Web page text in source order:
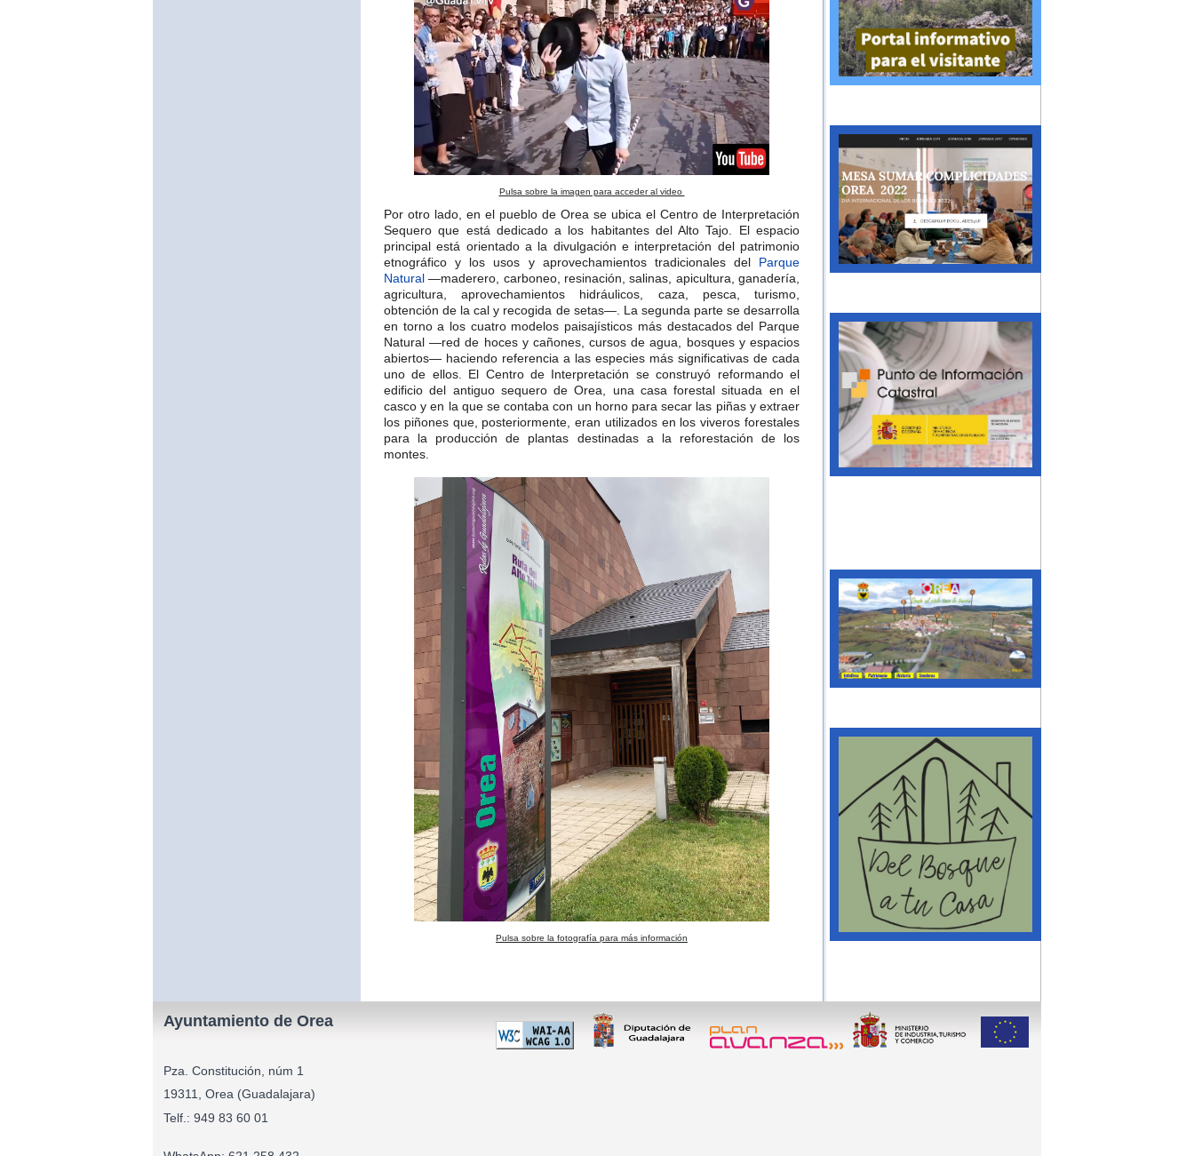
Pulsa sobre la imagen para acceder al video
Por otro lado, en el pueblo de Orea se ubica el Centro de Interpretación
Sequero que está dedicado a los habitantes del Alto Tajo. El espacio
principal está orientado a la divulgación e interpretación del patrimonio
etnográfico y los usos y aprovechamientos tradicionales del Parque
Natural —maderero, carboneo, resinación, salinas, apicultura, ganadería,
agricultura, aprovechamientos hidráulicos, caza, pesca, turismo,
obtención de la cal y recogida de setas—. La segunda parte se desarrolla
en torno a los cuatro modelos paisajísticos más destacados del Parque
Natural —red de hoces y cañones, cursos de agua, bosques y espacios
abiertos— haciendo referencia a las especies más significativas de cada
uno de ellos. El Centro de Interpretación se construyó reformando el
edificio del antiguo sequero de Orea, una casa forestal situada en el
casco y en la que se contaba con un horno para secar las piñas y extraer
los piñones que, posteriormente, eran utilizados en los viveros forestales
para la producción de plantas destinadas a la reforestación de los
montes.
Pulsa sobre la fotografía para más información
Ayuntamiento de Orea
Pza. Constitución, núm 1
19311, Orea (Guadalajara)
Telf.: 949 83 60 01